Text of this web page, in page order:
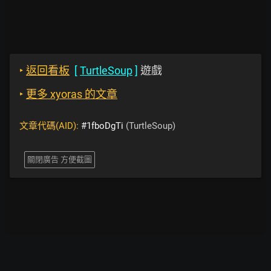
‣ 返回看板 [TurtleSoup] 遊戲
‣ 更多 xyoras 的文章
文章代碼(AID): #1fboDgTi (TurtleSoup)
關閉廣告 方便截圖